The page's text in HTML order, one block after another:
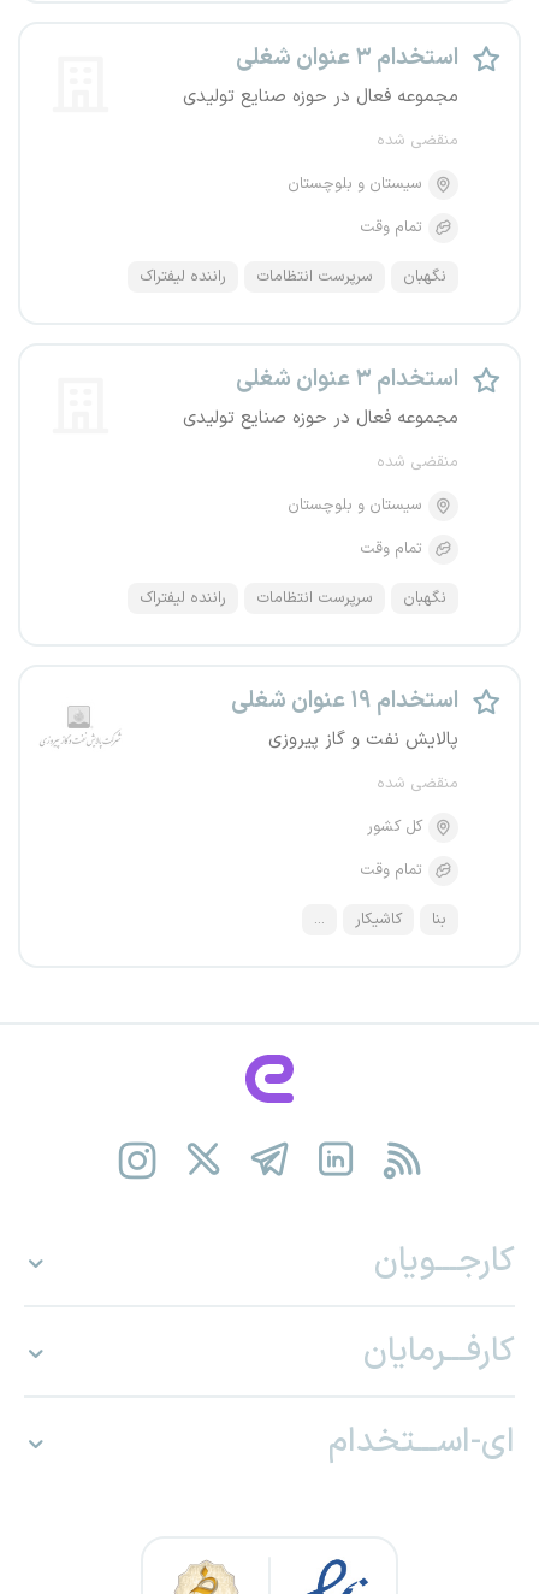
استخدام ۳ عنوان شغلی
مجموعه فعال در حوزه صنایع تولیدی
منقضی شده
سیستان و بلوچستان
تمام وقت
نگهبان سرپرست انتظامات راننده لیفتراک
استخدام ۳ عنوان شغلی
مجموعه فعال در حوزه صنایع تولیدی
منقضی شده
سیستان و بلوچستان
تمام وقت
نگهبان سرپرست انتظامات راننده لیفتراک
استخدام ۱۹ عنوان شغلی
پالایش نفت و گاز پیروزی
منقضی شده
کل کشور
تمام وقت
بنا کاشیکار ...
کارجـــویان
کارفـــرمایان
ای-اســـتخدام